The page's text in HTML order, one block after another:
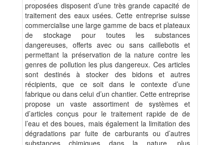
proposées disposent d’une très grande capacité de
traitement des eaux usées. Cette entreprise suisse
commercialise une large gamme de bacs et plateaux
de stockage pour toutes les substances
dangereuses, offerts avec ou sans caillebotis et
permettant la préservation de la nature contre les
genres de pollution les plus dangereux. Ces articles
sont destinés à stocker des bidons et autres
récipients, que ce soit dans le contexte d’une
fabrique ou dans celui d’un chantier. Cette entreprise
propose un vaste assortiment de systèmes et
d’articles conçus pour le traitement rapide de de
l’eau et des boues, mais également la limitation des
dégradations par fuite de carburants ou d’autres